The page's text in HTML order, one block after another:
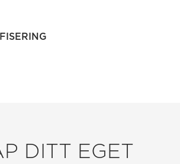
DITT EGET